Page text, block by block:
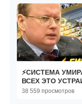
⚡️СИСТЕМА
ВСЕХ ЭТО
38 559 просмотров